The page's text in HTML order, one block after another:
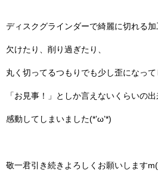
ディスクグラインダーで綺麗に切れる加
欠けたり、削り過ぎたり、
丸く切ってるつもりでも少し歪になって
「お見事！」としか言えないくらいの
感動してしまいました(*’ω’*)
敬一君引き続きよろしくお願いします